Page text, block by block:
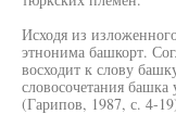
Исходя из
этнонима башкорт.
восходит к слову
словосочетания башка
(Гарипов, 1987, с. 4-